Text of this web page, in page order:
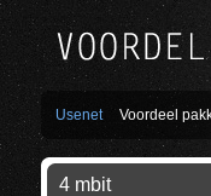
Usenet Voordeel
4 mbit